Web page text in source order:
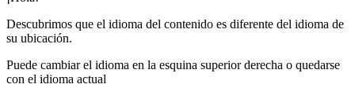
Descubrimos que el idioma del contenido es diferente del idioma de
su ubicación.
Puede cambiar el idioma en la esquina superior derecha o quedarse
con el idioma actual